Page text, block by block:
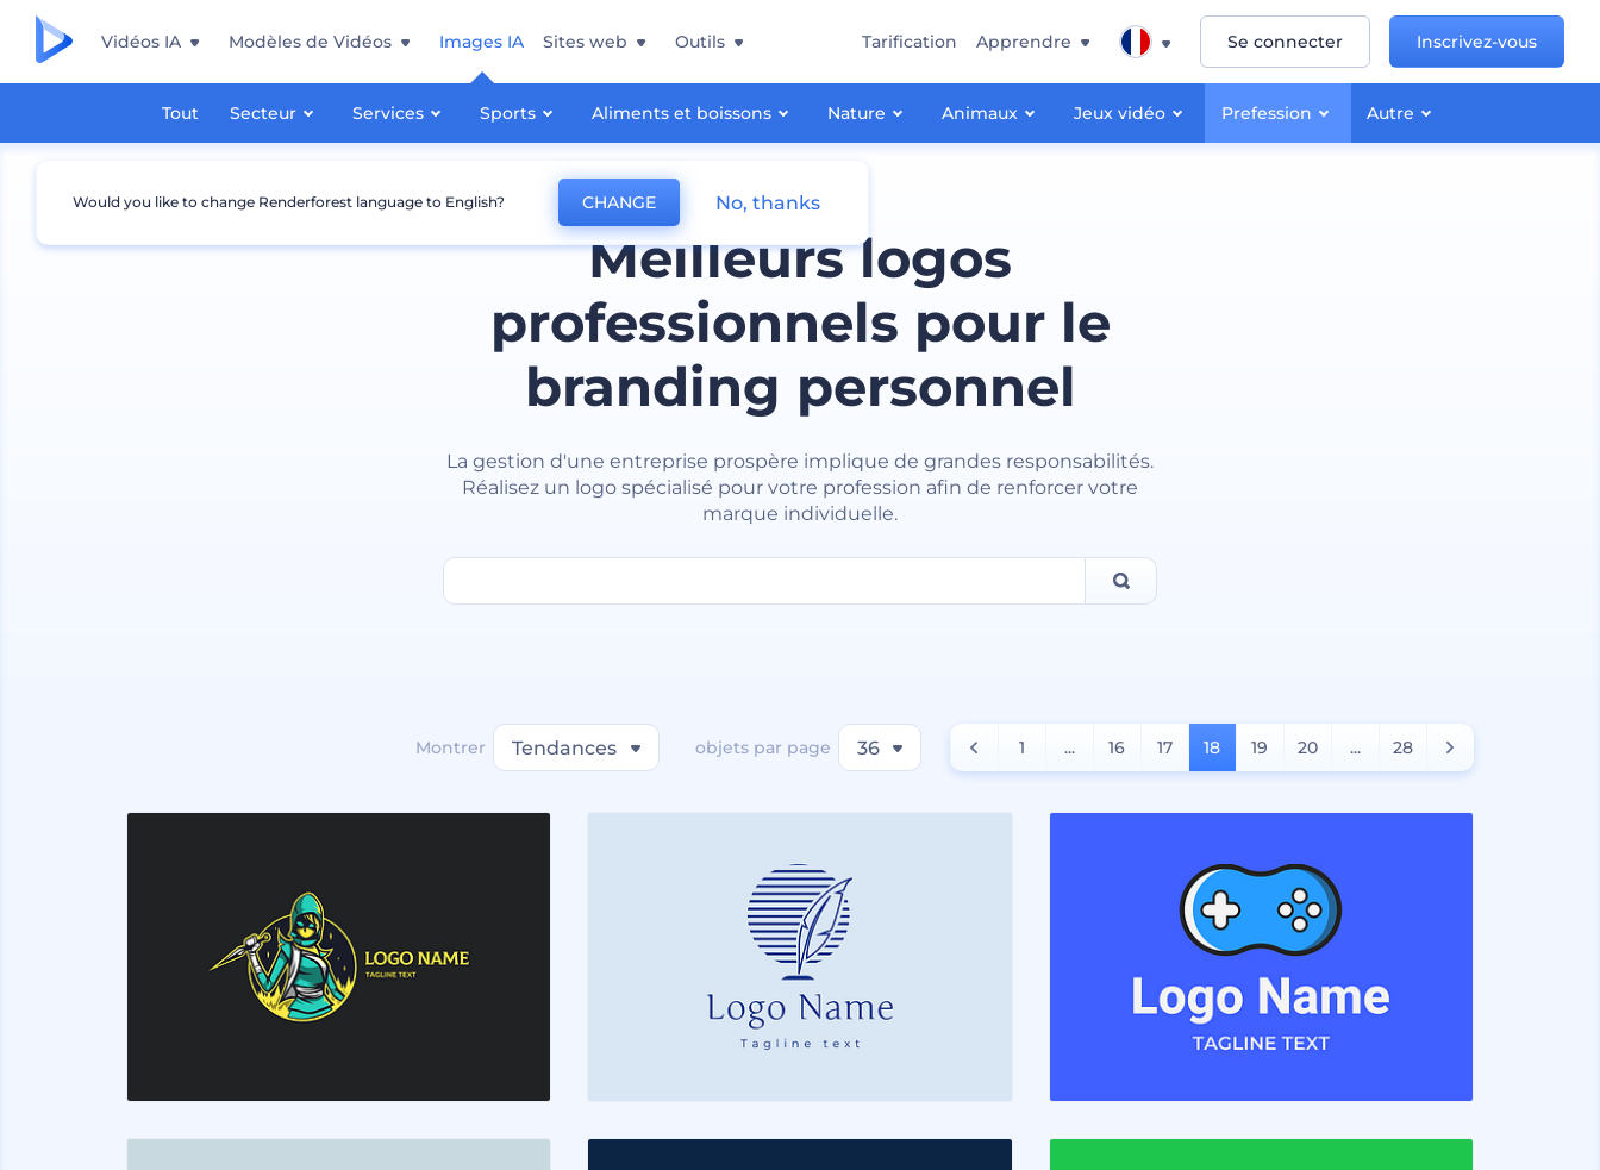
Vidéos IA Modèles de Vidéos Images IA
Tout Secteur Services Sports Aliments et boissons Nature Animaux Jeux vidéo Prefession Autre
Sites web Outils Tarification Apprendre Se connecter Inscrivez-vous
Meilleurs logos
professionnels pour le
branding personnel
La gestion d'une entreprise prospère implique de grandes responsabilités.
Réalisez un logo spécialisé pour votre profession afin de renforcer votre
marque individuelle.
Montrer Tendances objets par page 36 1 ... 16 17 18 19 20 ... 28
Would you like to change Renderforest language to English? CHANGE No, thanks